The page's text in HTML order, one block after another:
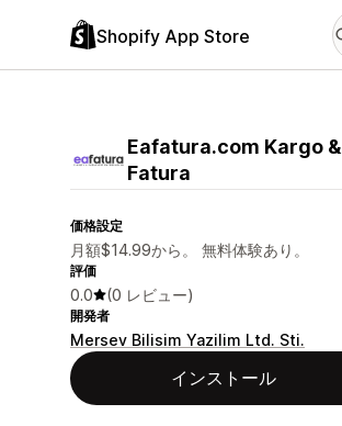
Shopify App Store
Eafatura.com Kargo &
Fatura
価格設定
月額$14.99から。 無料体験あり。
評価
0.0 (0 レビュー)
開発者
Mersev Bilisim Yazilim Ltd. Sti.
インストール